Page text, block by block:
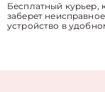
Бесплатный курьер,
заберет неисправное
устройство в